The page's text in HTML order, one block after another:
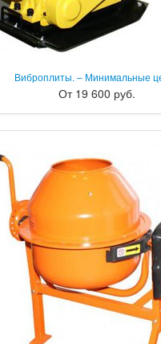
Виброплиты. – Минимальные
От 19 600 руб.